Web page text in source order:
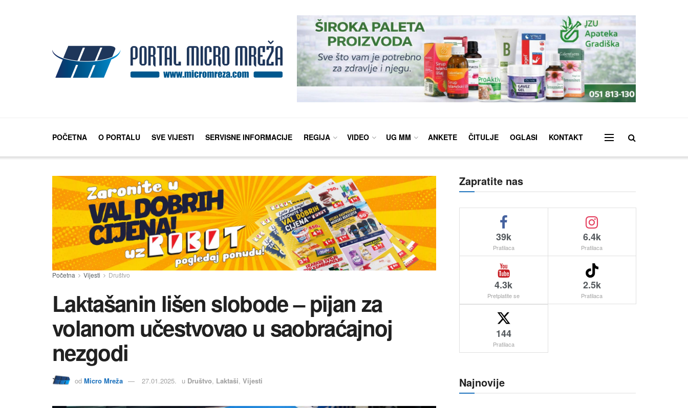
POČETNA O PORTALU SVE VIJESTI SERVISNE INFORMACIJE REGIJA VIDEO UG MM ANKETE ČITULJE OGLASI KONTAKT
Početna Vijesti Društvo
Laktašanin lišen slobode – pijan za
volanom učestvovao u saobraćajnoj
nezgodi
od Micro Mreža 27.01.2025. u Društvo, Laktaši, Vijesti
Zapratite nas
39k
Pratilaca
6.4k
Pratilaca
4.3k
Pretplatite se
2.5k
Pratilaca
144
Pratilaca
Najnovije